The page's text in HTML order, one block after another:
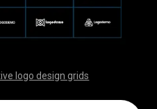
logo design grids
,,,,,,,,,,,,,,,,,,,,,,
,,,,,,,,,,,,,,,